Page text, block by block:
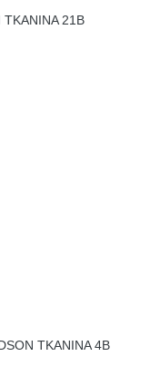
21B
TKANINA 4B